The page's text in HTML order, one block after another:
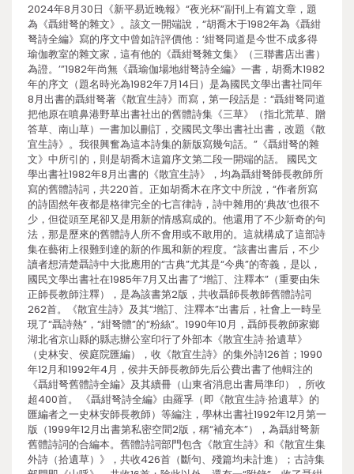
2024年8月30日《新平易近晚報》“夜光杯”副刊上有篇文章，題
為《聶紺弩的雜文》。該文一開端說，“胡喬木于1982年為《聶紺
弩詩全編》寫的序文中曾如許評價他：‘紺弩同道是今世不成多得
瑜伽教室的雜文家，這有他的《聶紺弩雜文集》（三聯書店出書）
為證。’”1982年尚無《聶瑜伽場地紺弩詩全編》一書，胡喬木1982
年的序文（題名時光為1982年7月14日）是為國民文學出書社同年
8月出書的聶紺弩著《散宜生詩》而寫，第一段話是：“聶紺弩同道
把他原在噴鼻港野草出書社出的舊體詩集《三草》（指北荒草、贈
答草、南山草）一書加以刪訂，交國民文學出書社出書，改題《散
宜生詩》。我很興奮為這本詩集的新版寫幾句話。”《聶紺弩的雜
文》中所引的，則是胡喬木這篇序文第二段一開端的話。 國民文
學出書社1982年8月出書的《散宜生詩》，均為聶紺弩師長教師所
寫的舊體詩詞，共220首。正如胡喬木在序文中所說，“作者所寫
的詩固然年夜都是格律完全的七言律詩，詩中雜用的‘典故’也很不
少，但從頭至尾卻又是用新的情感寫成的。他還用了不少新奇的句
法，那是歷來的舊體詩人所不會用或不敢用的。這就構成了這部詩
集在藝術上很難到達的新的作風和新的程度。”該書出書后，不少
讀者想清楚聶詩中大批應用的“古典”尤其是“今典”的寄義，是以，
國民文學出書社在1985年7月又出書了“增訂、注釋本”（重要由朱
正師長教師注釋），是為該書第2版，共收聶師長教師舊體詩詞
262首。《散宜生詩》及其“增訂、注釋本”出書后，社會上一時呈
現了“聶詩熱”，“紺弩體”的“粉絲”。1990年10月，聶師長教師家鄉
湖北省京山縣的縣志辦公室印行了外部本《散宜生詩·拾遺草》
（史林安、侯庭院匯編），收《散宜生詩》的集外詩126首；1990
年12月和1992年4月，侯井天師長教師先后公費出書了他輯注的
《聶紺弩舊體詩全編》及其續冊（山東省消息出書局準印），所收
超400首。 《聶紺弩詩全編》由羅孚（即《散宜生詩·拾遺草》的
匯編者之一史林安師長教師）等編注，學林出書社1992年12月第一
版（1999年12月出書第私密空間2版，稱“補充本”），為聶紺弩新
舊體詩詞的合編本。舊體詩詞部門包含《散宜生詩》和《散宜生集
外詩（拾遺草）》，共收426首（斷句、殘篇均未計進）；古詩集